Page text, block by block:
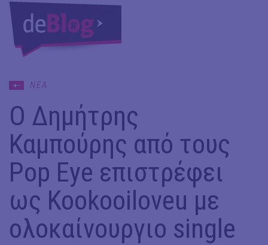
ΝΕΑ
O Δημήτρης
Καμπούρης από τους
Pop Εye επιστρέφει
ως Kookooiloveu με
ολοκαίνουργιο single